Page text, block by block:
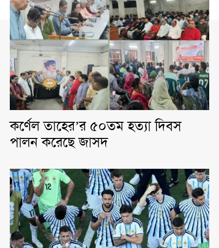
কর্ণেল তাহের’র ৫০তম হত্যা দিবস
পালন করেছে জাসদ